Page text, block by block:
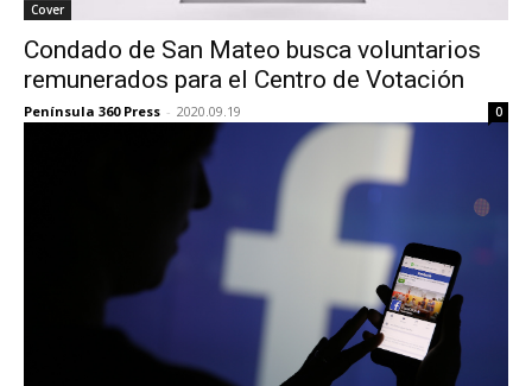
Cover
Condado de San Mateo busca voluntarios
remunerados para el Centro de Votación
Península 360 Press - 2020.09.19 0